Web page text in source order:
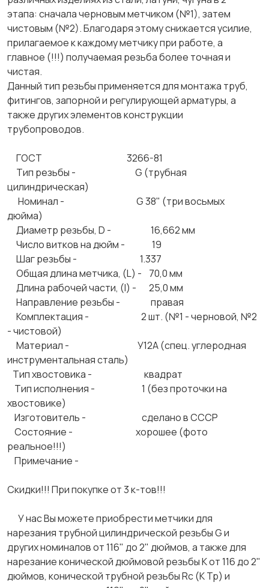
этапа: сначала черновым метчиком (№1), затем
чистовым (№2). Благодаря этому снижается усилие,
прилагаемое к каждому метчику при работе, а
главное (!!!) получаемая резьба более точная и
чистая.
Данный тип резьбы применяется для монтажа труб,
фитингов, запорной и регулирующей арматуры, а
также других элементов конструкции
трубопроводов.
ГОСТ 3266-81
Тип резьбы - G (трубная
цилиндрическая)
Номинал - G 38" (три восьмых
дюйма)
Диаметр резьбы, D - 16,662 мм
Число витков на дюйм - 19
Шаг резьбы - 1.337
Общая длина метчика, (L) - 70,0 мм
Длина рабочей части, (l) - 25,0 мм
Направление резьбы - правая
Комплектация - 2 шт. (№1 - черновой, №2
- чистовой)
Материал - У12А (спец. углеродная
инструментальная сталь)
Тип хвостовика - квадрат
Тип исполнения - 1 (без проточки на
хвостовике)
Изготовитель - сделано в СССР
Состояние - хорошее (фото
реальное!!!)
Примечание -
Скидки!!! При покупке от 3 к-тов!!!
У нас Вы можете приобрести метчики для
нарезания трубной цилиндрической резьбы G и
других номиналов от 116" до 2" дюймов, а также для
нарезание конической дюймовой резьбы К от 116 до 2"
дюймов, конической трубной резьбы Rc (К Тр) и